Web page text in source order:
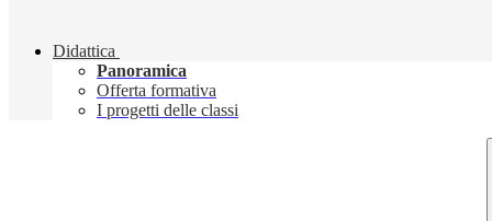
Didattica
Panoramica
Offerta formativa
I progetti delle classi